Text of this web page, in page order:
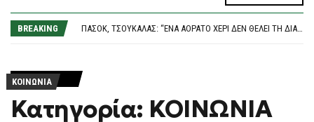
N
BREAKING
ΠΑΣΟΚ, ΤΣΟΥΚΑΛΆΣ: “ΈΝΑ ΑΌΡΑΤΟ ΧΈΡΙ ΔΕΝ ΘΈΛΕΙ ΤΗ ΔΙΑΛΕΎΚΑΝΣΗ ΤΟΥ ΣΚΑΝΔΆΛΟΥ ΤΩΝ ΥΠΟΚΛΟΠΏΝ” – ΜΈΝΕΑ ΓΙΑ ΤΗΝ ΑΠΌΦΑΣΗ ΤΟΥ ΕΙΣΑΓΓΕΛΈΑ ΤΟΥ ΑΡΕΊΟΥ ΠΆΓΟΥ
«ΚΑΙΝΟΦΑΝΉΣ ΚΑΙ ΆΚΥΡΗ» Η ΝΈΑ ΑΡΧΕΙΟΘΈΤΗΣΗ ΤΩΝ ΥΠΟΚΛΟΠΏΝ, ΛΈΕΙ Η ΔΙΚΗΓΌΡΟΣ ΤΟΥ ΧΡ. ΣΠΊΡΤΖΗ
ΚΟΙΝΩΝΙΑ
Κατηγορία: ΚΟΙΝΩΝΙΑ